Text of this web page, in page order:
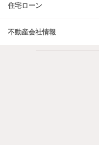
住宅ローン
不動産会社情報